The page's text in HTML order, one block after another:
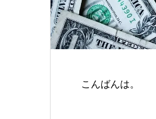
こんばんは。